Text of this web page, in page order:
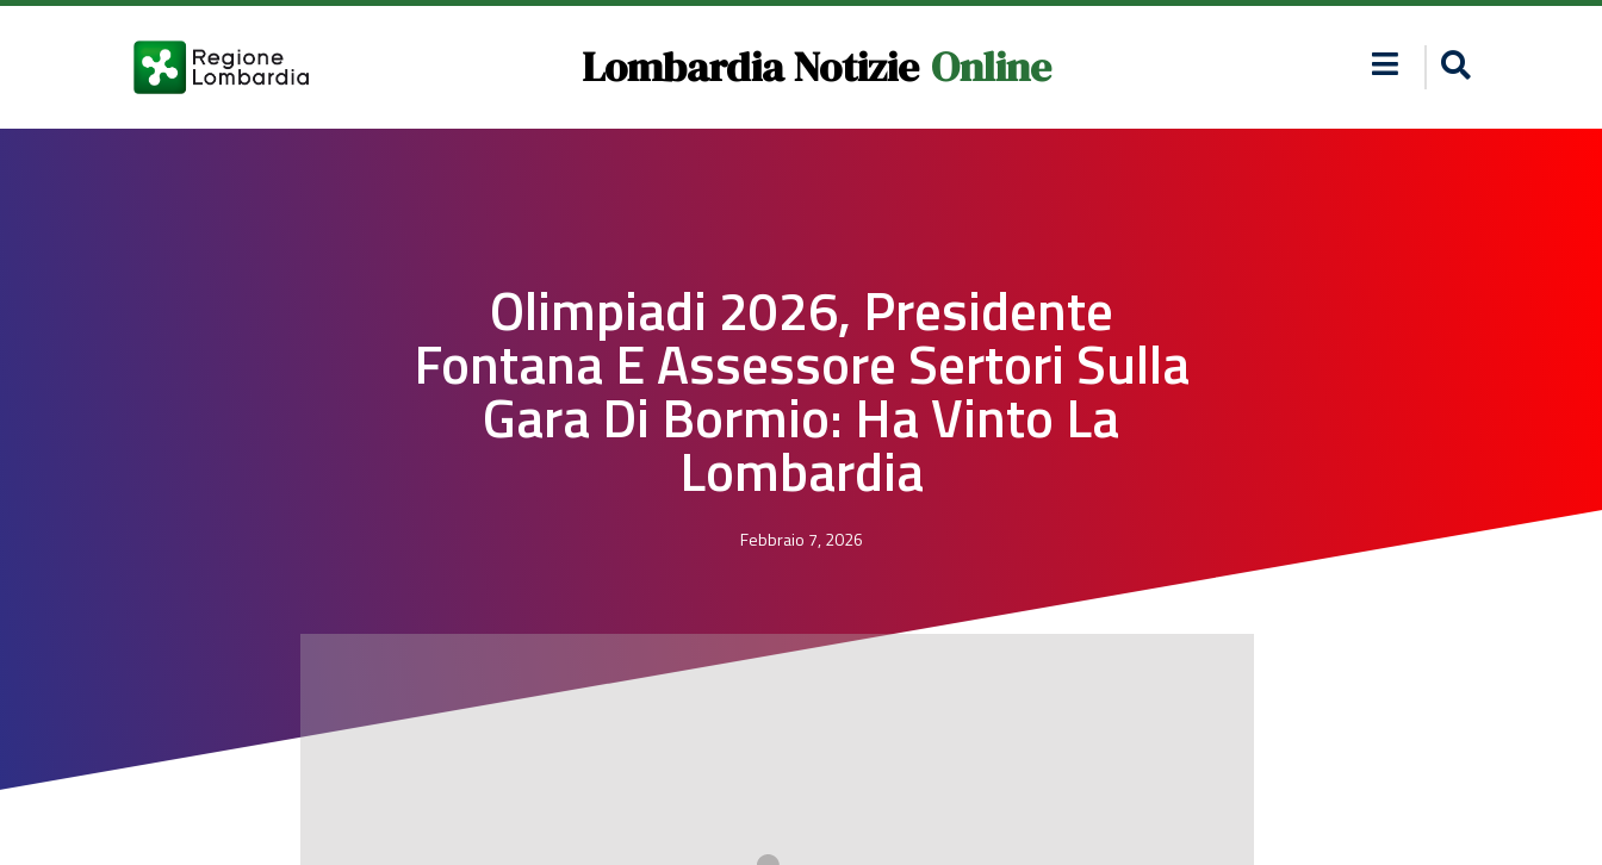
Lombardia Notizie Online
Olimpiadi 2026, Presidente
Fontana E Assessore Sertori Sulla
Gara Di Bormio: Ha Vinto La
Lombardia
Febbraio 7, 2026